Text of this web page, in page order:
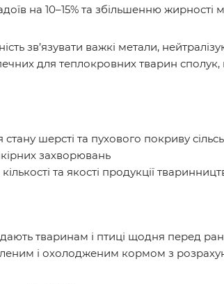
на 10–15% та збільшенню жирності
зв’язувати важкі метали,
для теплокровних тварин сполук,
шерсті та пухового покриву
захворювань
та якості продукції
тваринам і птиці щодня перед
і охолодженим кормом з